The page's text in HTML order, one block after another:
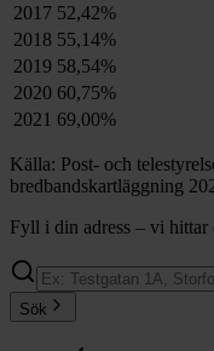
2017 52,42%
2018 55,14%
2019 58,54%
2020 60,75%
2021 69,00%
Källa: Post- och
bredbandskartläggning
Fyll i din adress – vi hittar
Sök